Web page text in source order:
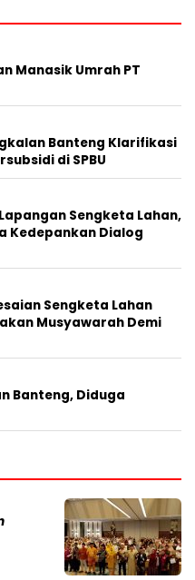
Manasik Umrah PT
Banteng Klarifikasi
di SPBU
Sengketa Lahan,
Kedepankan Dialog
Sengketa Lahan
Musyawarah Demi
Banteng, Diduga